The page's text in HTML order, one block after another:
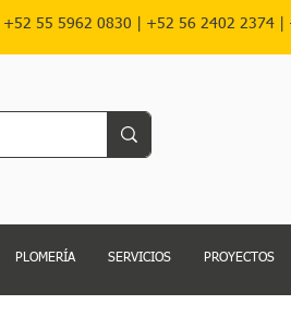
+52 55 5962 0830 +52 56 2402 2374 |
PLOMERÍA SERVICIOS PROYECTOS